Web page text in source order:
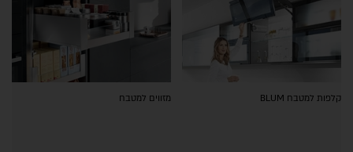
קלפות למטבח BLUM מזווים למטבח